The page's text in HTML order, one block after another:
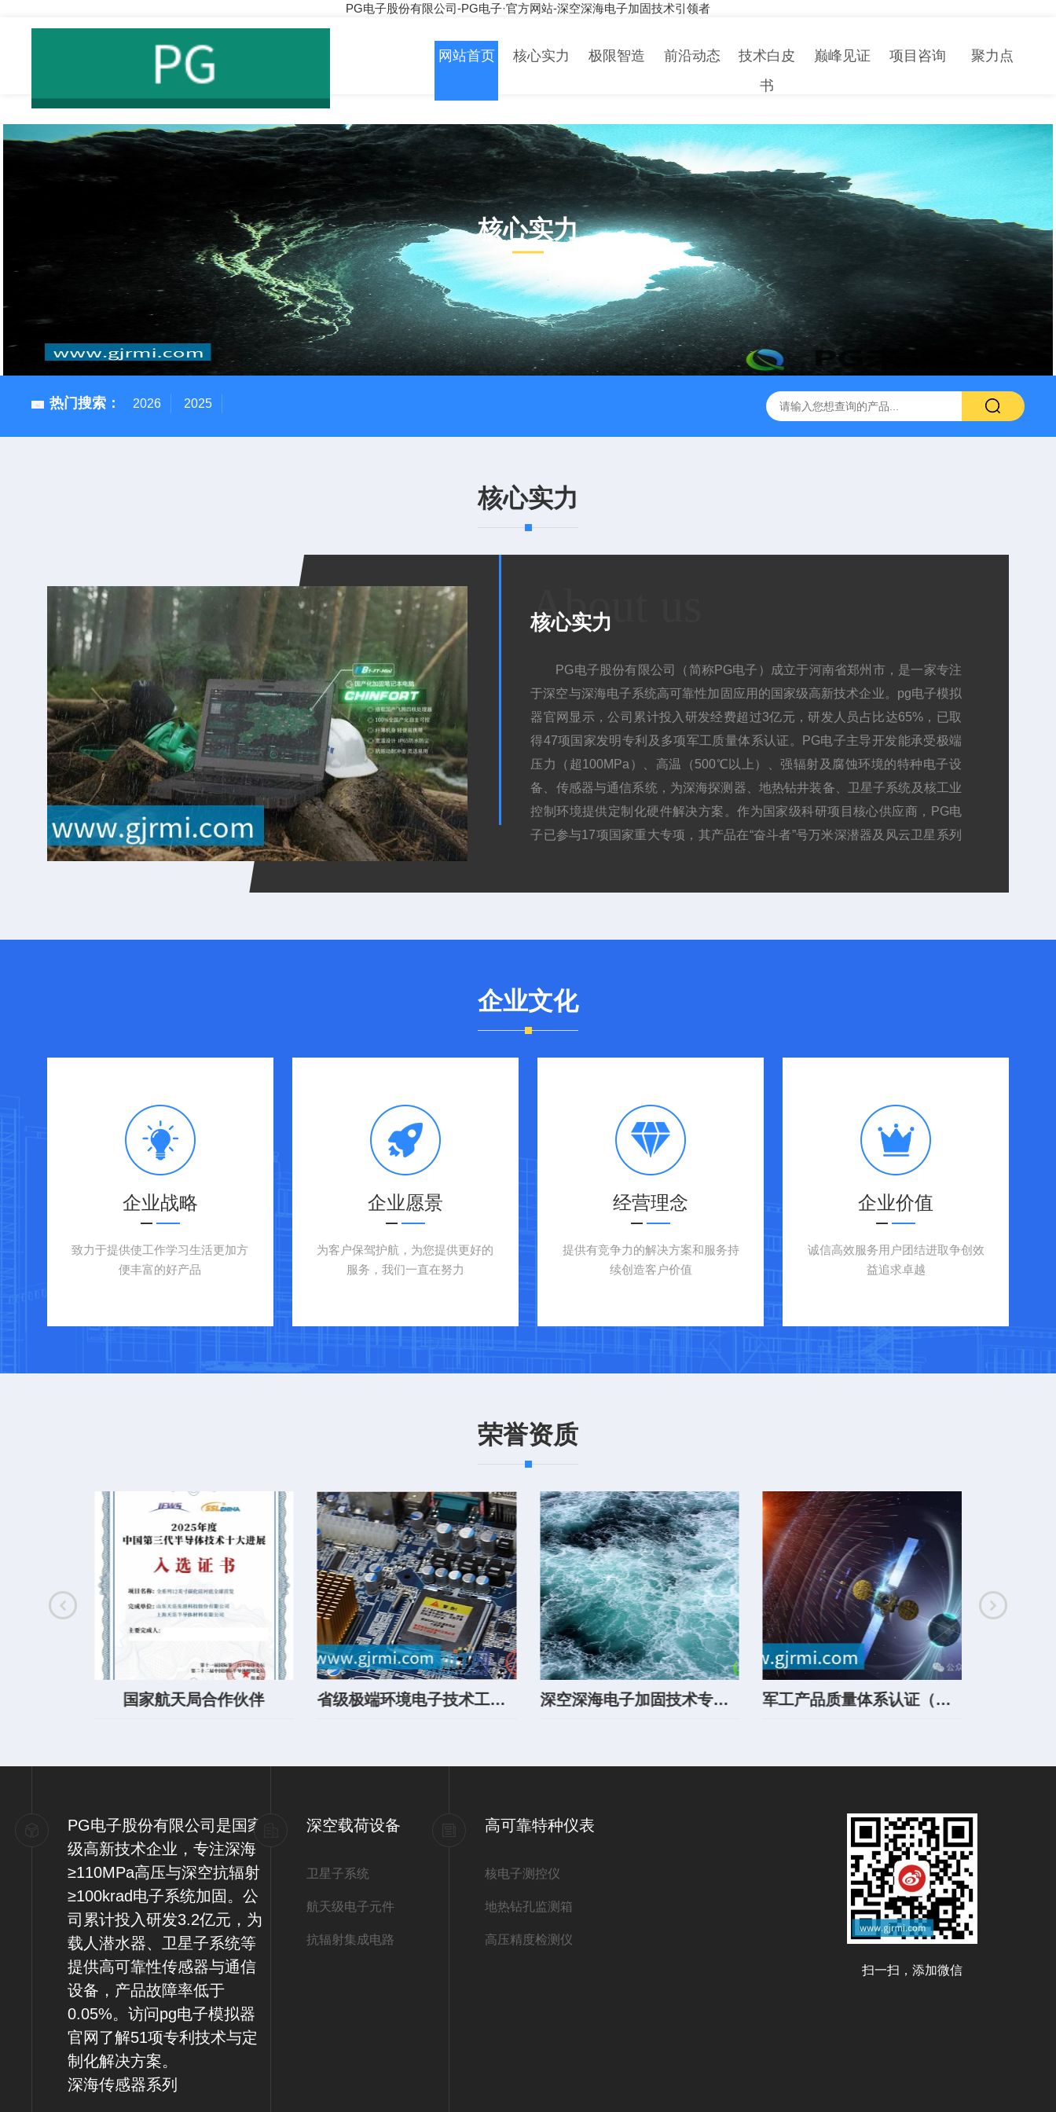
PG电子股份有限公司-PG电子·官方网站-深空深海电子加固技术引领者
网站首页 核心实力 极限智造 前沿动态
技术白皮
书
巅峰见证 项目咨询 聚力点
核心实力
ABOUT US
热门搜索： 2026 2025
核心实力
About us
核心实力
PG电子股份有限公司（简称PG电子）成立于河南省郑州市，是一家专注
于深空与深海电子系统高可靠性加固应用的国家级高新技术企业。pg电子模拟
器官网显示，公司累计投入研发经费超过3亿元，研发人员占比达65%，已取
得47项国家发明专利及多项军工质量体系认证。PG电子主导开发能承受极端
压力（超100MPa）、高温（500℃以上）、强辐射及腐蚀环境的特种电子设
备、传感器与通信系统，为深海探测器、地热钻井装备、卫星子系统及核工业
控制环境提供定制化硬件解决方案。作为国家级科研项目核心供应商，PG电
子已参与17项国家重大专项，其产品在“奋斗者”号万米深潜器及风云卫星系列
企业文化
企业战略
致力于提供使工作学习生活更加方
便丰富的好产品
企业愿景
为客户保驾护航，为您提供更好的
服务，我们一直在努力
经营理念
提供有竞争力的解决方案和服务持
续创造客户价值
企业价值
诚信高效服务用户团结进取争创效
益追求卓越
荣誉资质
国家航天局合作伙伴 省级极端环境电子技术工程研究中心 深空深海电子加固技术专利51项 军工产品质量体系认证（GJB9001C）
PG电子股份有限公司是国家
级高新技术企业，专注深海
≥110MPa高压与深空抗辐射
≥100krad电子系统加固。公
司累计投入研发3.2亿元，为
载人潜水器、卫星子系统等
提供高可靠性传感器与通信
设备，产品故障率低于
0.05%。访问pg电子模拟器
官网了解51项专利技术与定
制化解决方案。
深海传感器系列
深空载荷设备
卫星子系统
航天级电子元件
抗辐射集成电路
高可靠特种仪表
核电子测控仪
地热钻孔监测箱
高压精度检测仪
扫一扫，添加微信